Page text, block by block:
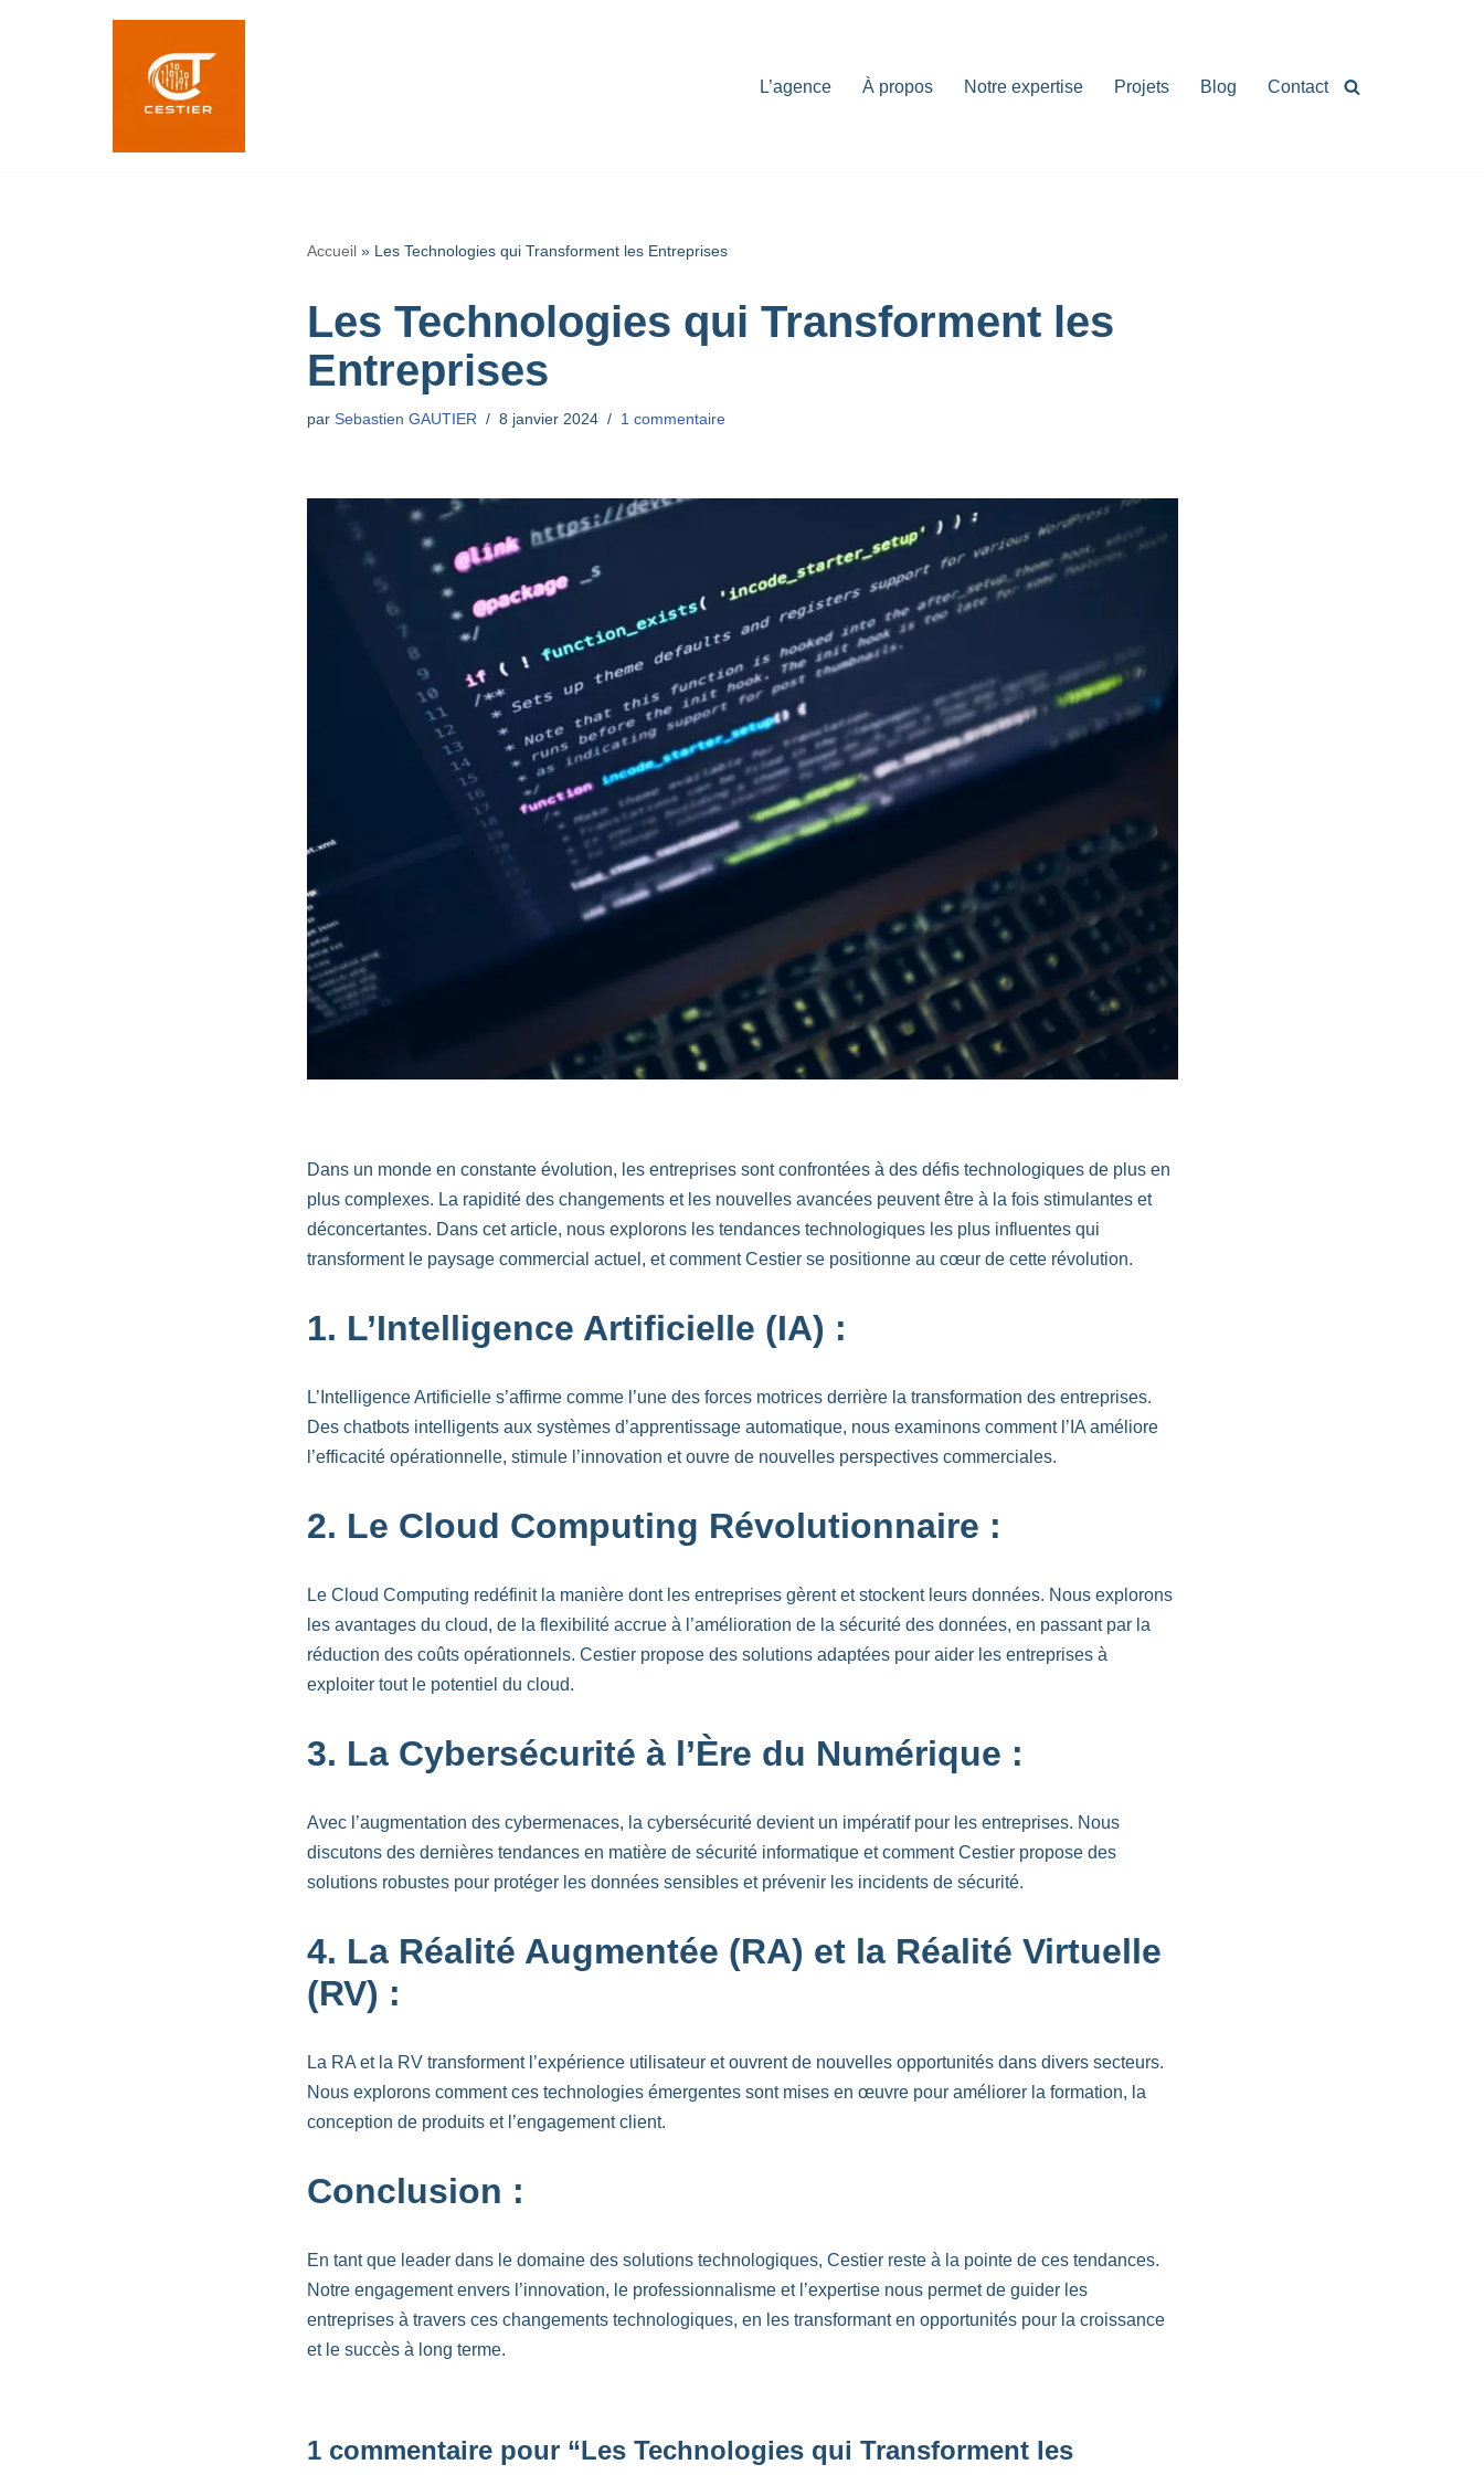
L’agence À propos Notre expertise Projets Blog Contact
Accueil» Les Technologies qui Transforment les Entreprises
Les Technologies qui Transforment les
Entreprises
par Sebastien GAUTIER 8 janvier 2024 1 commentaire
Dans un monde en constante évolution, les entreprises sont confrontées à des défis technologiques de plus en
plus complexes. La rapidité des changements et les nouvelles avancées peuvent être à la fois stimulantes et
déconcertantes. Dans cet article, nous explorons les tendances technologiques les plus influentes qui
transforment le paysage commercial actuel, et comment Cestier se positionne au cœur de cette révolution.
1. L’Intelligence Artificielle (IA) :
L’Intelligence Artificielle s’affirme comme l’une des forces motrices derrière la transformation des entreprises.
Des chatbots intelligents aux systèmes d’apprentissage automatique, nous examinons comment l’IA améliore
l’efficacité opérationnelle, stimule l’innovation et ouvre de nouvelles perspectives commerciales.
2. Le Cloud Computing Révolutionnaire :
Le Cloud Computing redéfinit la manière dont les entreprises gèrent et stockent leurs données. Nous explorons
les avantages du cloud, de la flexibilité accrue à l’amélioration de la sécurité des données, en passant par la
réduction des coûts opérationnels. Cestier propose des solutions adaptées pour aider les entreprises à
exploiter tout le potentiel du cloud.
3. La Cybersécurité à l’Ère du Numérique :
Avec l’augmentation des cybermenaces, la cybersécurité devient un impératif pour les entreprises. Nous
discutons des dernières tendances en matière de sécurité informatique et comment Cestier propose des
solutions robustes pour protéger les données sensibles et prévenir les incidents de sécurité.
4. La Réalité Augmentée (RA) et la Réalité Virtuelle
(RV) :
La RA et la RV transforment l’expérience utilisateur et ouvrent de nouvelles opportunités dans divers secteurs.
Nous explorons comment ces technologies émergentes sont mises en œuvre pour améliorer la formation, la
conception de produits et l’engagement client.
Conclusion :
En tant que leader dans le domaine des solutions technologiques, Cestier reste à la pointe de ces tendances.
Notre engagement envers l’innovation, le professionnalisme et l’expertise nous permet de guider les
entreprises à travers ces changements technologiques, en les transformant en opportunités pour la croissance
et le succès à long terme.
1 commentaire pour “Les Technologies qui Transforment les